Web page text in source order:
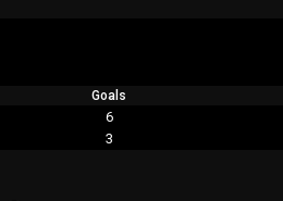
Goals
6
3